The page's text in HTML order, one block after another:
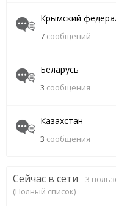
Крымский
7 сообщений
Беларусь
3 сообщения
Казахстан
3 сообщения
Сейчас в сети
3
(Полный список)